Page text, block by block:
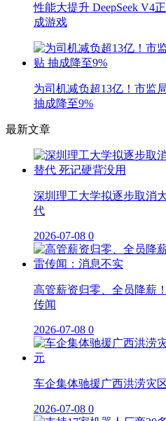
性能大提升 DeepSeek V4
成游戏
为司机减负超13亿！市监
抽成降至9%
最新文章
深圳理工大学拟逐步取消
代
2026-07-08 0
高管薪资归零、全员降薪
传闻
2026-07-08 0
车企集体驰援广西洪涝灾
2026-07-08 0